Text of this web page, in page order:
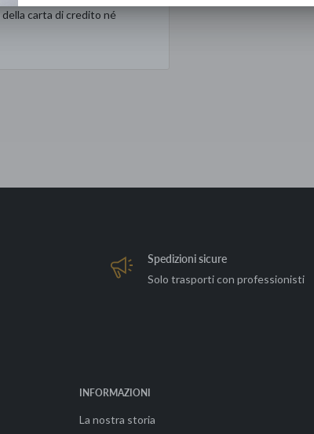
carta di credito né
Spedizioni sicure
Solo trasporti con professionisti
INFORMAZIONI
La nostra storia